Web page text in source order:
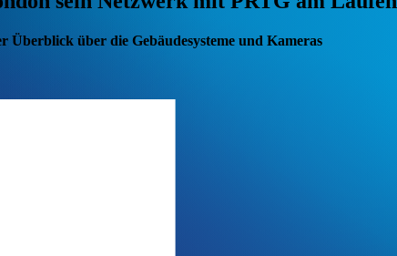
über die Gebäudesysteme und Kameras